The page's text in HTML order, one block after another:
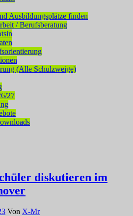
Ausbildungsplätze finden
/ Berufsberatung
(Alle Schulzweige)
27
diskutieren im
Von X-Mr